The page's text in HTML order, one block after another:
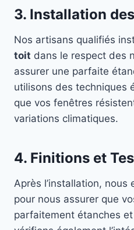
3. Installation
Nos artisans qualifiés
toit dans le respect des
assurer une parfaite
utilisons des techniques
que vos fenêtres
variations climatiques.
4. Finitions et
Après l’installation,
pour nous assurer que
parfaitement étanches